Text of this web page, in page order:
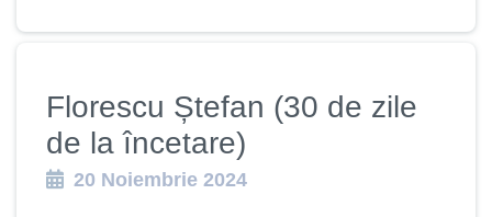
Florescu Ștefan (30 de zile
de la încetare)
20 Noiembrie 2024